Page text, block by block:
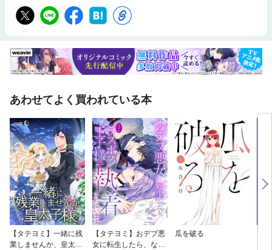
あわせてよく買われている本
【タテヨミ】一緒に残
業しませんか、皇太子
【タテヨミ】おデブ悪
女に転生したら、なぜ
瓜を破る
は